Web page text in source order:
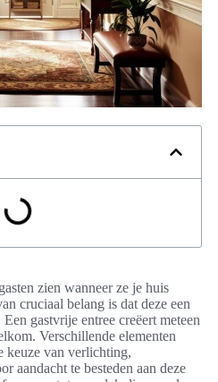
zien wanneer ze je huis
cruciaal belang is dat deze een
gastvrije entree creëert meteen
Verschillende elementen
keuze van verlichting,
aandacht te besteden aan deze